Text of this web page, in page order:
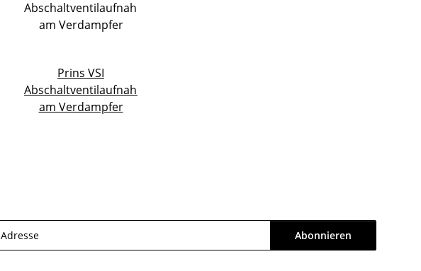
Prins VSI
Abschaltventilaufnahme
am Verdampfer
Abonnieren